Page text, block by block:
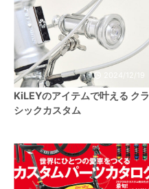
2024/12/19
KiLEYのアイテムで叶える クラ
シックカスタム